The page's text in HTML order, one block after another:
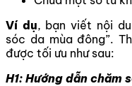
Ví dụ, bạn viết nội
sóc da mùa đông”.
được tối ưu như sau:
H1: Hướng dẫn chăm